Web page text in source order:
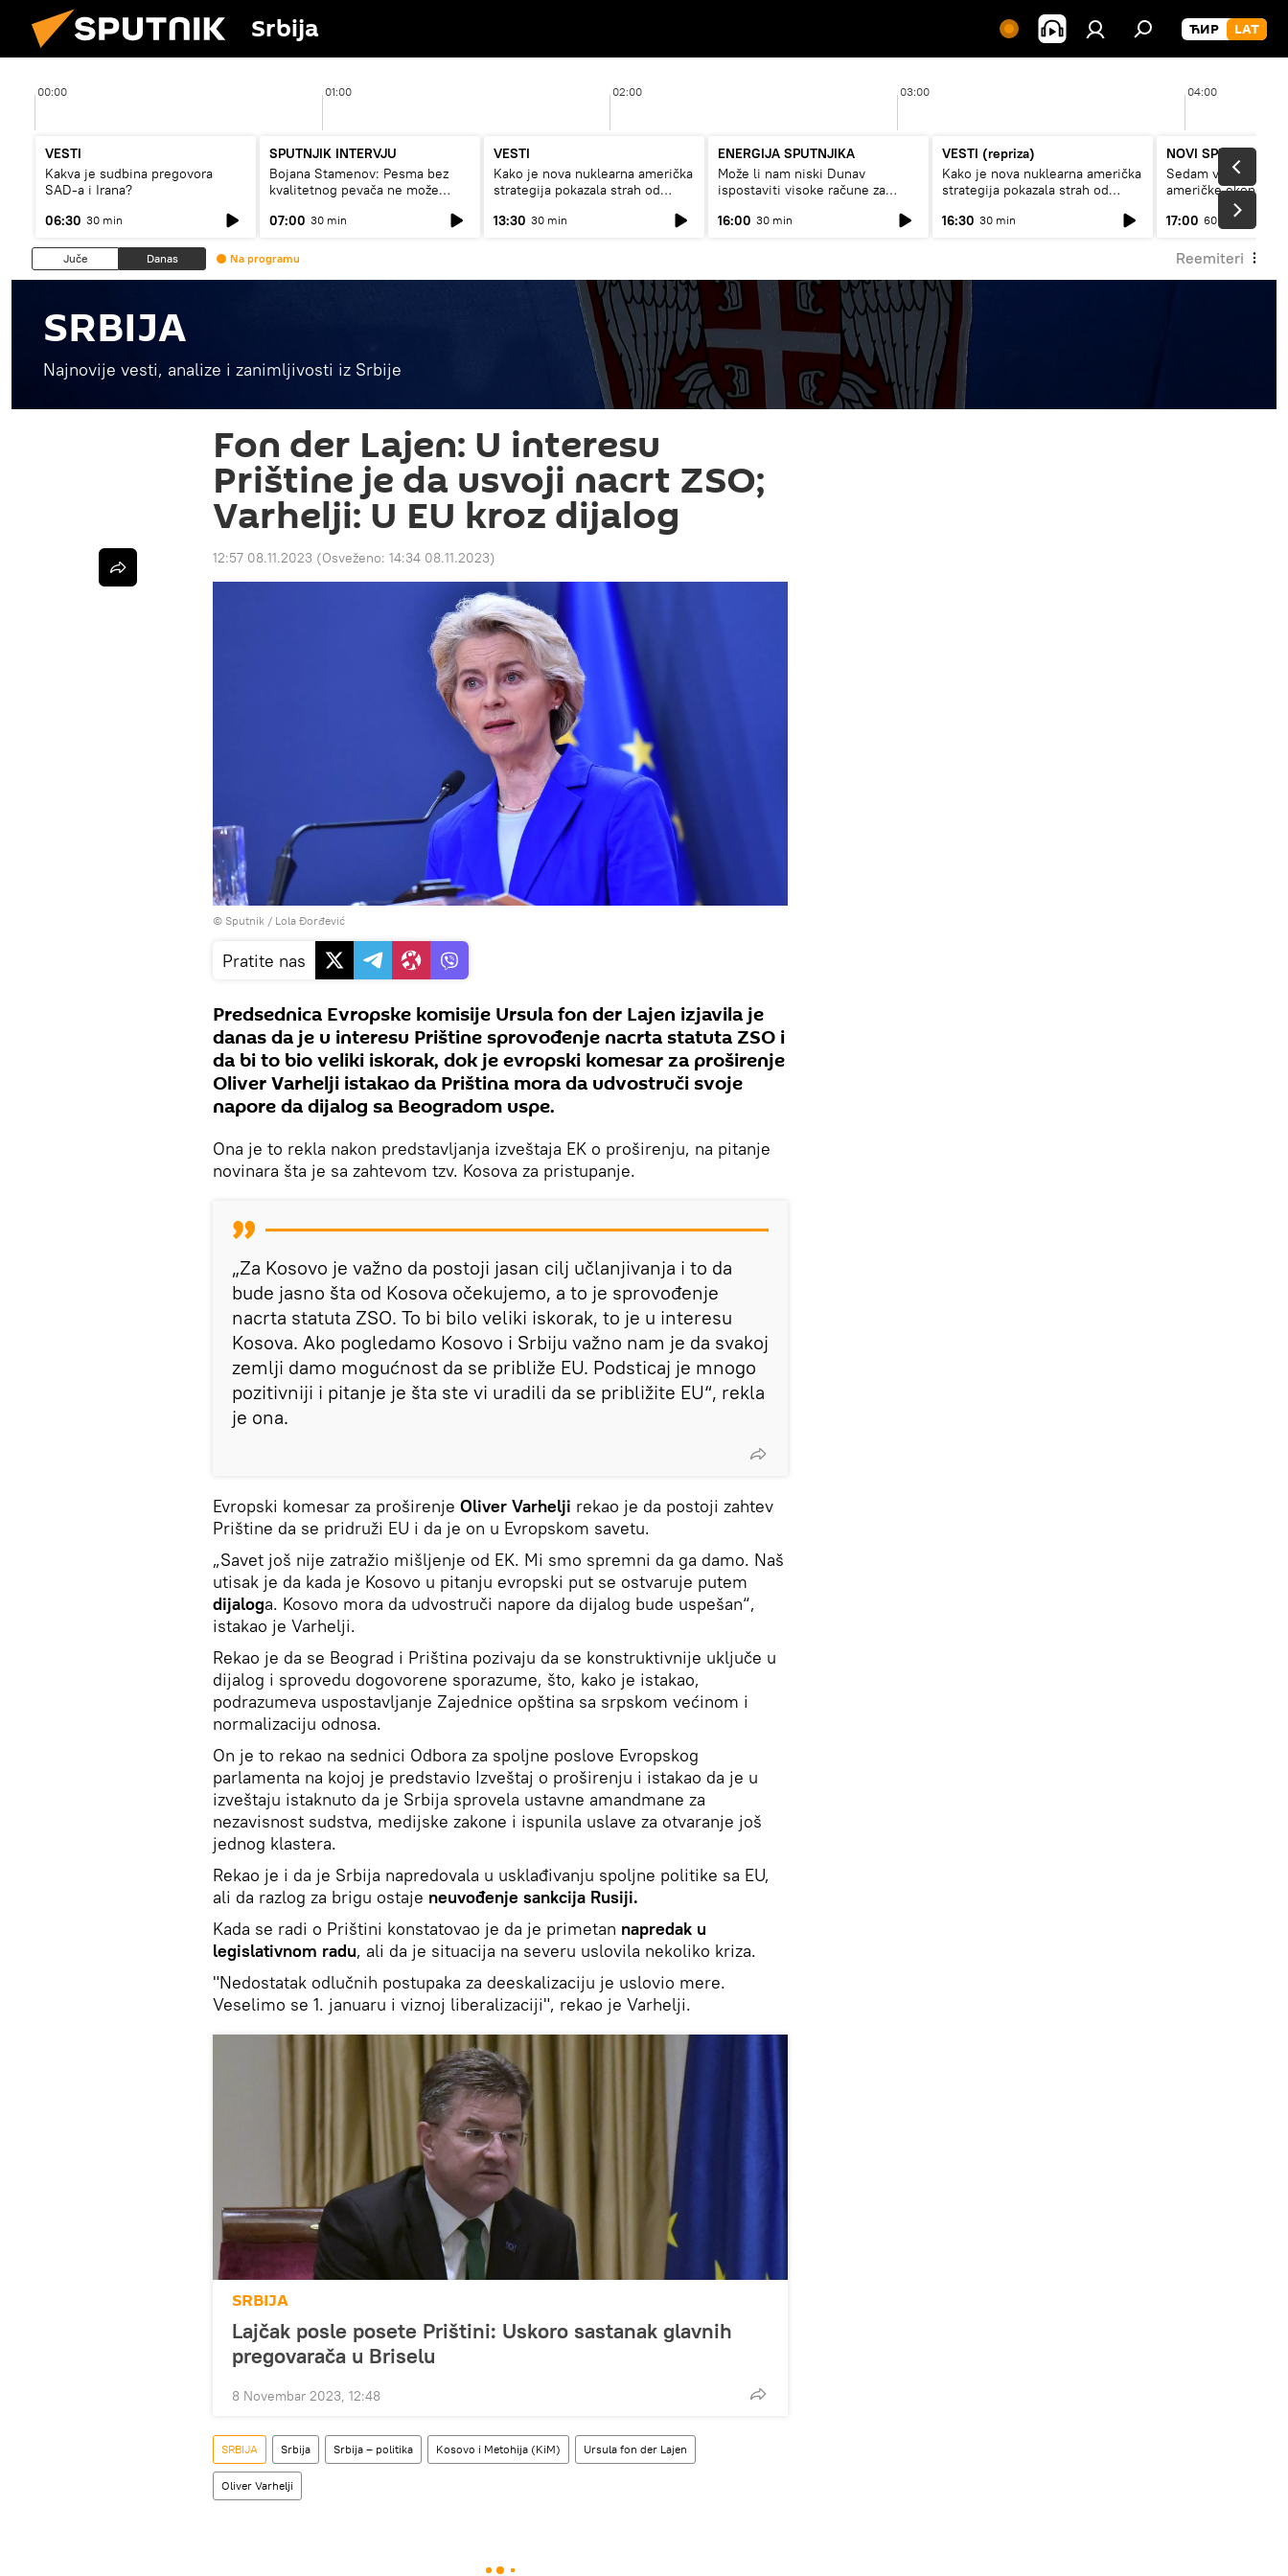
Srbija
00:00 01:00 02:00 03:00 04:00
VESTI
Kakva je sudbina pregovora
SAD-a i Irana?
06:30 30 min
SPUTNJIK INTERVJU
Bojana Stamenov: Pesma bez
kvalitetnog pevača ne može
07:00 30 min
VESTI
Kako je nova nuklearna američka
strategija pokazala strah od
13:30 30 min
ENERGIJA SPUTNJIKA
Može li nam niski Dunav
ispostaviti visoke račune za
16:00 30 min
VESTI (repriza)
Kako je nova nuklearna američka
strategija pokazala strah od
16:30 30 min
NOVI SPUTNJIK
Sedam
američke
17:00 60 min
Juče Danas Na programu Reemiteri
SRBIJA
Najnovije vesti, analize i zanimljivosti iz Srbije
Fon der Lajen: U interesu
Prištine je da usvoji nacrt ZSO;
Varhelji: U EU kroz dijalog
12:57 08.11.2023 (Osveženo: 14:34 08.11.2023)
© Sputnik / Lola Đorđević
Pratite nas
Predsednica Evropske komisije Ursula fon der Lajen izjavila je
danas da je u interesu Prištine sprovođenje nacrta statuta ZSO i
da bi to bio veliki iskorak, dok je evropski komesar za proširenje
Oliver Varhelji istakao da Priština mora da udvostruči svoje
napore da dijalog sa Beogradom uspe.
Ona je to rekla nakon predstavljanja izveštaja EK o proširenju, na pitanje
novinara šta je sa zahtevom tzv. Kosova za pristupanje.
„Za Kosovo je važno da postoji jasan cilj učlanjivanja i to da
bude jasno šta od Kosova očekujemo, a to je sprovođenje
nacrta statuta ZSO. To bi bilo veliki iskorak, to je u interesu
Kosova. Ako pogledamo Kosovo i Srbiju važno nam je da svakoj
zemlji damo mogućnost da se približe EU. Podsticaj je mnogo
pozitivniji i pitanje je šta ste vi uradili da se približite EU“, rekla
je ona.
Evropski komesar za proširenje Oliver Varhelji rekao je da postoji zahtev
Prištine da se pridruži EU i da je on u Evropskom savetu.
„Savet još nije zatražio mišljenje od EK. Mi smo spremni da ga damo. Naš
utisak je da kada je Kosovo u pitanju evropski put se ostvaruje putem
dijaloga. Kosovo mora da udvostruči napore da dijalog bude uspešan“,
istakao je Varhelji.
Rekao je da se Beograd i Priština pozivaju da se konstruktivnije uključe u
dijalog i sprovedu dogovorene sporazume, što, kako je istakao,
podrazumeva uspostavljanje Zajednice opština sa srpskom većinom i
normalizaciju odnosa.
On je to rekao na sednici Odbora za spoljne poslove Evropskog
parlamenta na kojoj je predstavio Izveštaj o proširenju i istakao da je u
izveštaju istaknuto da je Srbija sprovela ustavne amandmane za
nezavisnost sudstva, medijske zakone i ispunila uslave za otvaranje još
jednog klastera.
Rekao je i da je Srbija napredovala u usklađivanju spoljne politike sa EU,
ali da razlog za brigu ostaje neuvođenje sankcija Rusiji.
Kada se radi o Prištini konstatovao je da je primetan napredak u
legislativnom radu, ali da je situacija na severu uslovila nekoliko kriza.
"Nedostatak odlučnih postupaka za deeskalizaciju je uslovio mere.
Veselimo se 1. januaru i viznoj liberalizaciji", rekao je Varhelji.
SRBIJA
Lajčak posle posete Prištini: Uskoro sastanak glavnih
pregovarača u Briselu
8 Novembar 2023, 12:48
SRBIJA Srbija Srbija – politika Kosovo i Metohija (KiM) Ursula fon der Lajen
Oliver Varhelji